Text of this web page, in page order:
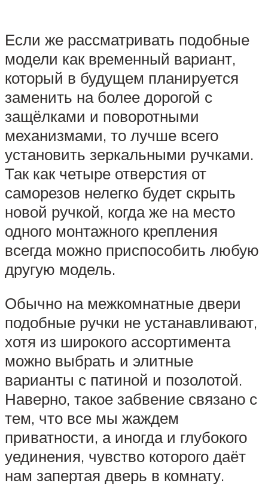
Если же рассматривать подобные
модели как временный вариант,
который в будущем планируется
заменить на более дорогой с
защёлками и поворотными
механизмами, то лучше всего
установить зеркальными ручками.
Так как четыре отверстия от
саморезов нелегко будет скрыть
новой ручкой, когда же на место
одного монтажного крепления
всегда можно приспособить любую
другую модель.
Обычно на межкомнатные двери
подобные ручки не устанавливают,
хотя из широкого ассортимента
можно выбрать и элитные
варианты с патиной и позолотой.
Наверно, такое забвение связано с
тем, что все мы жаждем
приватности, а иногда и глубокого
уединения, чувство которого даёт
нам запертая дверь в комнату.